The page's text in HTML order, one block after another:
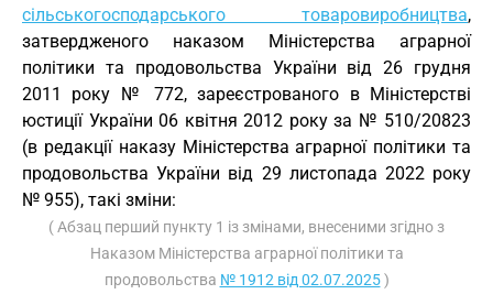
сільськогосподарського товаровиробництва,
затвердженого наказом Міністерства аграрної
політики та продовольства України від 26 грудня
2011 року № 772, зареєстрованого в Міністерстві
юстиції України 06 квітня 2012 року за № 510/20823
(в редакції наказу Міністерства аграрної політики та
продовольства України від 29 листопада 2022 року
№ 955), такі зміни:
( Абзац перший пункту 1 із змінами, внесеними згідно з
Наказом Міністерства аграрної політики та
продовольства № 1912 від 02.07.2025)